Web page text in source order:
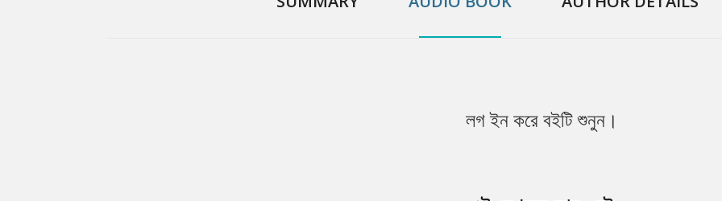
লগ ইন করে বইটি শুনুন।